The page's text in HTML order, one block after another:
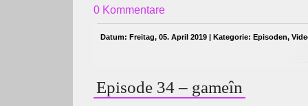
0 Kommentare
Datum: Freitag, 05. April 2019 | Kategorie: Episoden,
Episode 34 – gameîn